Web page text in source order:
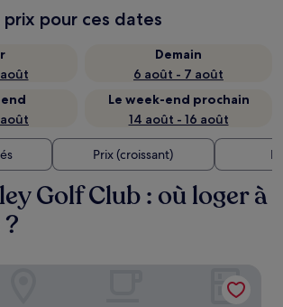
pour ces dates
Demain
6 août - 7 août
Le week-end prochain
14 août - 16 août
Prix (croissant)
Golf Club : où loger à